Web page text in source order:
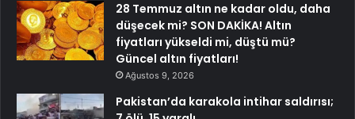
28 Temmuz altın ne kadar oldu, daha
düşecek mi? SON DAKİKA! Altın
fiyatları yükseldi mi, düştü mü?
Güncel altın fiyatları!
Ağustos 9, 2026
Pakistan’da karakola intihar saldırısı;